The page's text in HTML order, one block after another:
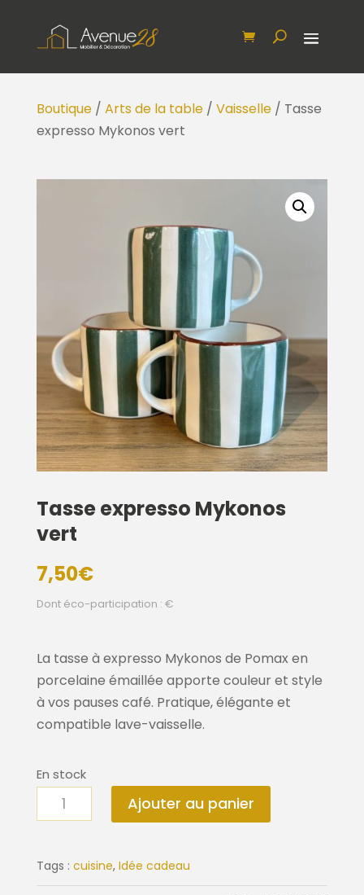
Boutique/ Arts de la table/ Vaisselle/ Tasse
expresso Mykonos vert
Tasse expresso Mykonos
vert
7,50€
Dont éco-participation : €
La tasse à expresso Mykonos de Pomax en
porcelaine émaillée apporte couleur et style
à vos pauses café. Pratique, élégante et
compatible lave-vaisselle.
En stock
quantité
de
expresso
Mykonos
Ajouter au panier
Tags : cuisine, Idée cadeau